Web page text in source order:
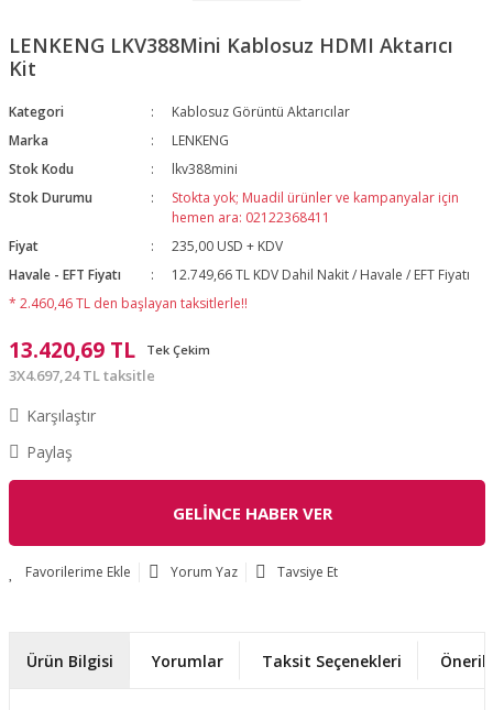
LENKENG LKV388Mini Kablosuz HDMI Aktarıcı
Kit
Kategori
Kablosuz Görüntü Aktarıcılar
Marka
LENKENG
Stok Kodu
lkv388mini
Stok Durumu
Stokta yok; Muadil ürünler ve kampanyalar için
hemen ara: 02122368411
Fiyat
235,00 USD + KDV
Havale - EFT Fiyatı
12.749,66 TL KDV Dahil Nakit / Havale / EFT Fiyatı
* 2.460,46 TL den başlayan taksitlerle!!
13.420,69 TL Tek Çekim
3X4.697,24 TL taksitle
Karşılaştır
Paylaş
GELİNCE HABER VER
Yorum Yaz Tavsiye Et
Ürün Bilgisi Yorumlar Taksit Seçenekleri